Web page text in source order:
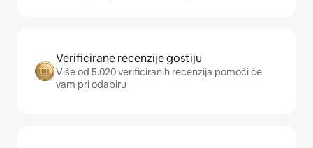
Verificirane recenzije gostiju
Više od 5.020 verificiranih recenzija pomoći će
vam pri odabiru